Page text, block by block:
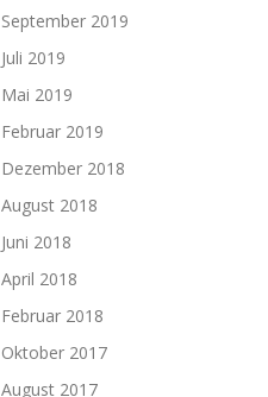
September 2019
Juli 2019
Mai 2019
Februar 2019
Dezember 2018
August 2018
Juni 2018
April 2018
Februar 2018
Oktober 2017
August 2017